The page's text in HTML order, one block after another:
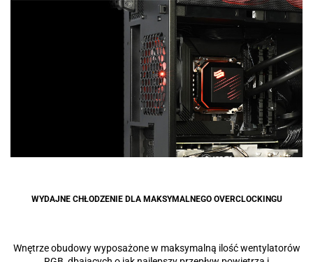
WYDAJNE CHŁODZENIE DLA MAKSYMALNEGO OVERCLOCKINGU
Wnętrze obudowy wyposażone w maksymalną ilość wentylatorów